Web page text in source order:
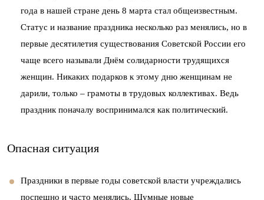
года в нашей стране день 8 марта стал общеизвестным.
Статус и название праздника несколько раз менялись, но в
первые десятилетия существования Советской России его
чаще всего называли Днём солидарности трудящихся
женщин. Никаких подарков к этому дню женщинам не
дарили, только – грамоты в трудовых коллективах. Ведь
праздник поначалу воспринимался как политический.
Опасная ситуация
Праздники в первые годы советской власти учреждались
поспешно и часто менялись. Шумные новые